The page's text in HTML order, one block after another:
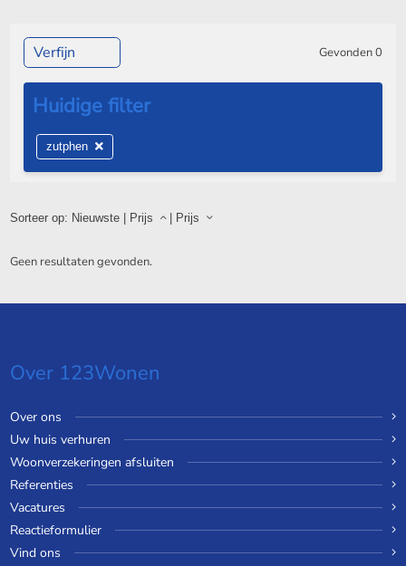
Sorteer op: Nieuwste| Prijs | Prijs
Geen resultaten gevonden.
Verfijn Gevonden0
zutphen
Over 123Wonen
Over ons
Uw huis verhuren
Woonverzekeringen afsluiten
Referenties
Vacatures
Reactieformulier
Vind ons